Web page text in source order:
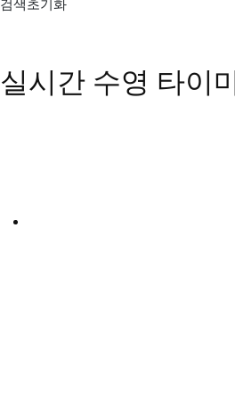
검색초기화
실시간 수영 타이